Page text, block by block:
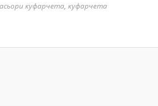
куфарчета, куфарчета